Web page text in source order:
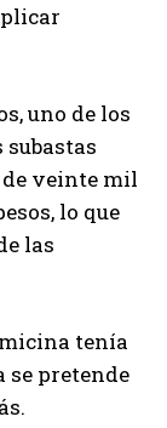
uno de los
de veinte mil
lo que
las
tenía
se pretende